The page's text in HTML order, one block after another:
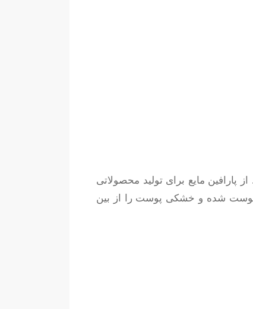
پارافین مایع برای تولید محصولاتی
پوست شده و خشکی پوست را از بین